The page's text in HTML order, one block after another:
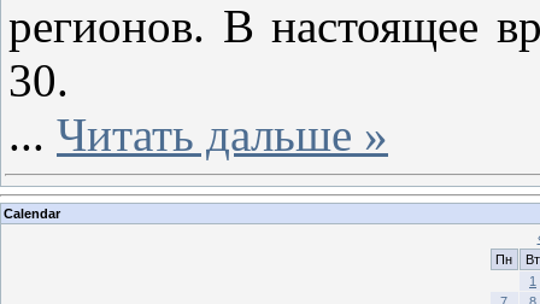
регионов. В настоящее
30.
... Читать дальше »
Calendar
Пн
Вт
1